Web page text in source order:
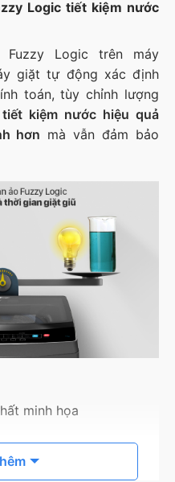
Logic tiết kiệm nước
Logic trên máy
giặt tự động xác định
toán, tùy chỉnh lượng
tiết kiệm nước hiệu quả
hơn mà vẫn đảm bảo
minh họa
với hệ thống 3 luồng